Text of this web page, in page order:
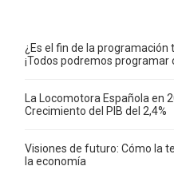
¿Es el fin de la programación
¡Todos podremos programar
La Locomotora Española en
Crecimiento del PIB del 2,4%
Visiones de futuro: Cómo la
la economía